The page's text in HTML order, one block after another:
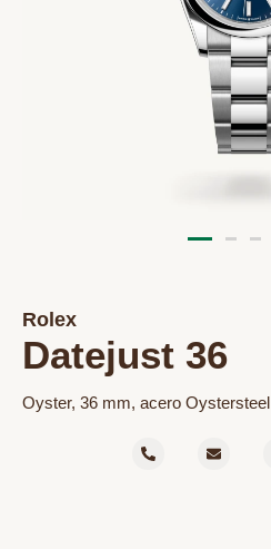
Rolex
Datejust 36
Oyster, 36 mm, acero Oystersteel